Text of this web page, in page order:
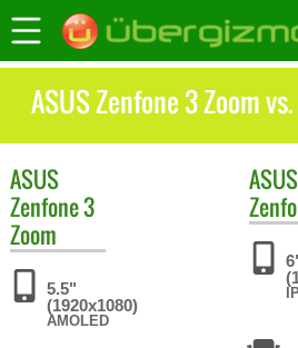
ASUS Zenfone 3 Zoom
ASUS
Zenfone 3
Zoom
5.5"
(1920x1080)
AMOLED
ASUS